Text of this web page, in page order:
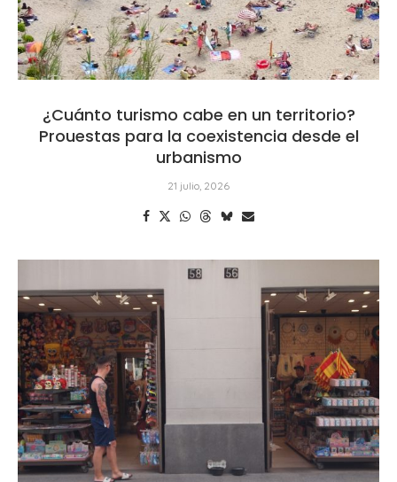
¿Cuánto turismo cabe en un territorio?
Prouestas para la coexistencia desde el
urbanismo
21 julio, 2026